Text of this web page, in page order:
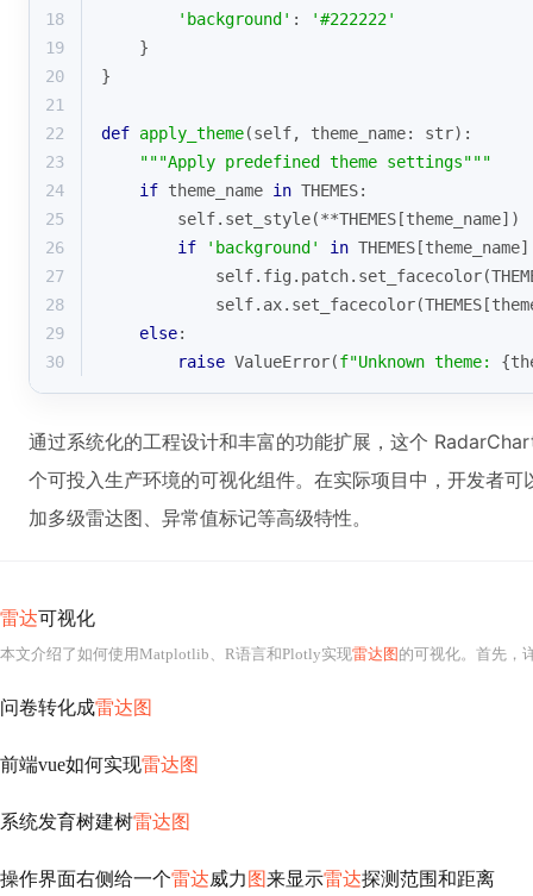
18 'background' :
'#222222'
19
    }
20
}
21
22
def apply_theme(self, theme_name: str):
23
"""Apply predefined theme settings"""
24
if theme_name in THEMES:
25
        self.set_style(**THEMES[theme_name])
26
if 'background' in
27
28
29
else:
30
raise ValueError(f"Unknown theme:
通过系统化的工程设计和丰富的功能扩展，这个
个可投入生产环境的可视化组件。在实际项目中，开发者
加多级雷达图、异常值标记等高级特性。
雷达可视化
本文介绍了如何使用Matplotlib、R语言和Plotly实现雷达图 的可视化。首先，
问卷转化成雷达图
前端vue如何实现雷达图
系统发育树建树雷达图
操作界面右侧给一个雷达威力 图来显示雷达探测范围和距离